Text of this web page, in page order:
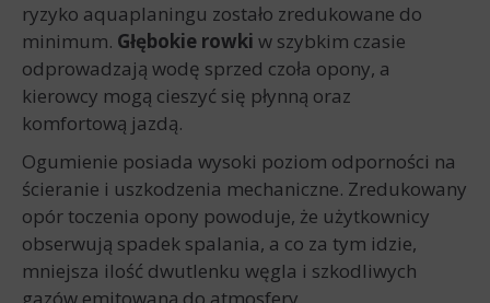
ryzyko aquaplaningu zostało zredukowane do
minimum. Głębokie rowki w szybkim czasie
odprowadzają wodę sprzed czoła opony, a
kierowcy mogą cieszyć się płynną oraz
komfortową jazdą.
Ogumienie posiada wysoki poziom odporności na
ścieranie i uszkodzenia mechaniczne. Zredukowany
opór toczenia opony powoduje, że użytkownicy
obserwują spadek spalania, a co za tym idzie,
mniejsza ilość dwutlenku węgla i szkodliwych